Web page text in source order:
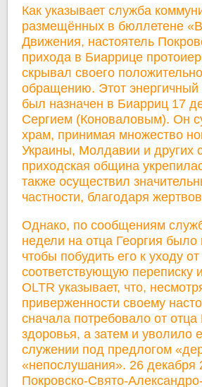
Как указывает служба
размещённых в бюллетене
Движения, настоятель
прихода в Биаррице
скрывал своего
обращению. Этот
был назначен в Биарриц 17
Сергием (Коноваловым). Он
храм, принимая множество
Украины, Молдавии и других
приходская община
также осуществил
частности, благодаря
Однако, по сообщениям
недели на отца Георгия
чтобы побудить его к уходу
соответствующую переписку
OLTR указывает, что,
приверженности своему
сначала потребовало от
здоровья, а затем и уволило
служении под предлогом
«непослушания». 26
Покровско-Свято-